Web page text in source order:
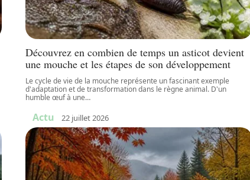
Découvrez en combien de temps un asticot devient
une mouche et les étapes de son développement
Le cycle de vie de la mouche représente un fascinant exemple
d'adaptation et de transformation dans le règne animal. D'un
humble œuf à une…
Actu 22 juillet 2026